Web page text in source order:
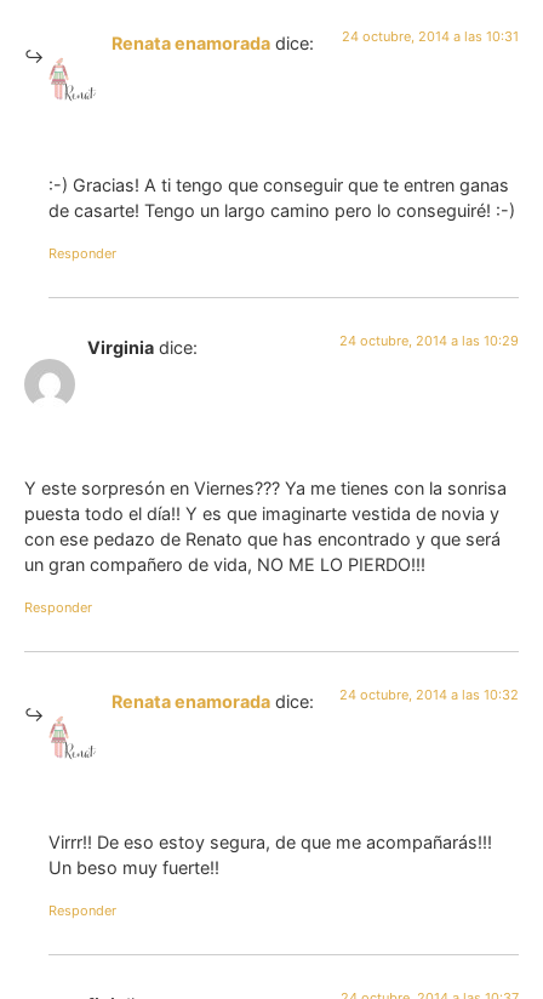
Renata enamorada dice: 24 octubre, 2014 a las 10:31
:-) Gracias! A ti tengo que conseguir que te entren ganas
de casarte! Tengo un largo camino pero lo conseguiré! :-)
Responder
Virginia dice: 24 octubre, 2014 a las 10:29
Y este sorpresón en Viernes??? Ya me tienes con la sonrisa
puesta todo el día!! Y es que imaginarte vestida de novia y
con ese pedazo de Renato que has encontrado y que será
un gran compañero de vida, NO ME LO PIERDO!!!
Responder
Renata enamorada dice: 24 octubre, 2014 a las 10:32
Virrr!! De eso estoy segura, de que me acompañarás!!!
Un beso muy fuerte!!
Responder